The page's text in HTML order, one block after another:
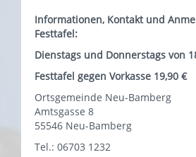
Informationen, Kontakt und
Festtafel:
Dienstags und Donnerstags von
Festtafel gegen Vorkasse 19,90 €
Ortsgemeinde Neu-Bamberg
Amtsgasse 8
55546 Neu-Bamberg
Tel.: 06703 1232